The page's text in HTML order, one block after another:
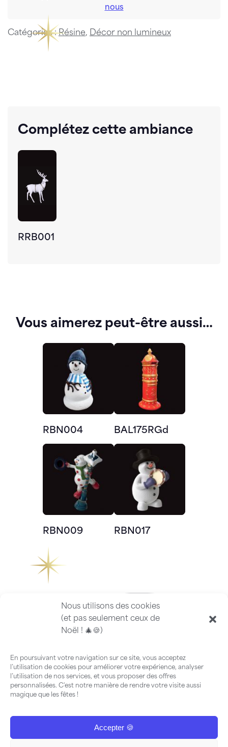
Nous utilisons des cookies
(et pas seulement ceux de
Noël ! 🎄🍪)
En poursuivant votre navigation sur ce site, vous acceptez
l’utilisation de cookies pour améliorer votre expérience, analyser
l’utilisation de nos services, et vous proposer des offres
personnalisées. C'est notre manière de rendre votre visite aussi
magique que les fêtes !
Accepter 🍪
nous
Catégories :Résine, Décor non lumineux
Complétez cette ambiance
RRB001
Vous aimerez peut-être aussi…
RBN004 BAL175RGd
RBN009 RBN017
FAQ-Guide